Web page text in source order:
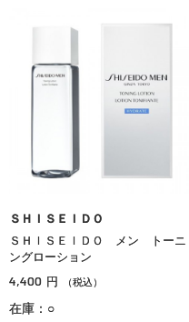
ＳＨＩＳＥＩＤＯ
ＳＨＩＳＥＩＤＯ メン トーニ
ングローション
4,400 円 （税込）
在庫：○